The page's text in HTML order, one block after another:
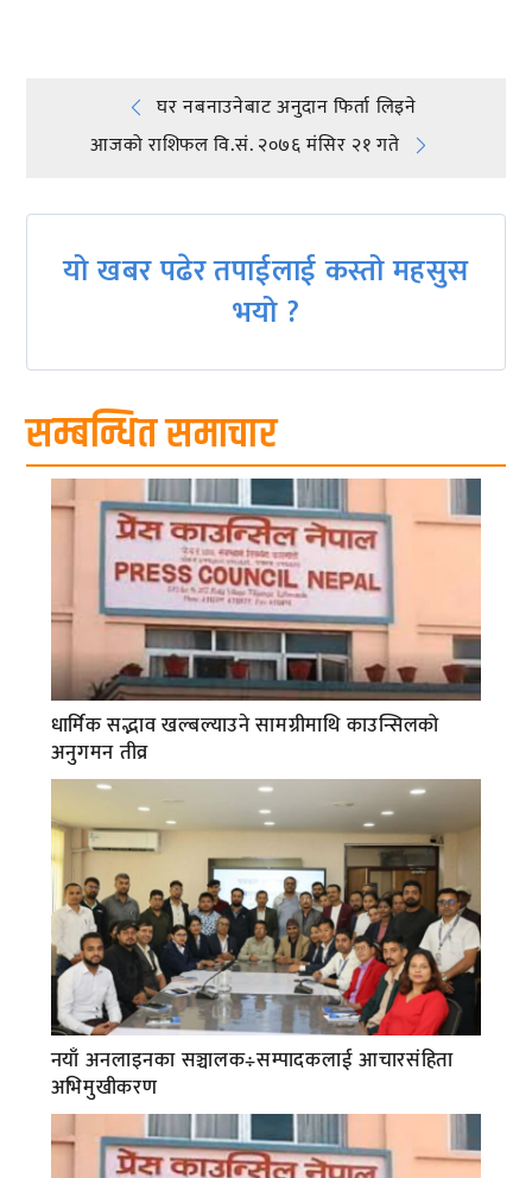
Post
navigation
घर नबनाउनेबाट अनुदान फिर्ता लिइने
आजको राशिफल वि.सं. २०७६ मंसिर २१ गते
यो खबर पढेर तपाईलाई कस्तो महसुस
भयो ?
सम्बन्धित समाचार
धार्मिक सद्भाव खल्बल्याउने सामग्रीमाथि काउन्सिलको
अनुगमन तीव्र
नयाँ अनलाइनका सञ्चालक÷सम्पादकलाई आचारसंहिता
अभिमुखीकरण